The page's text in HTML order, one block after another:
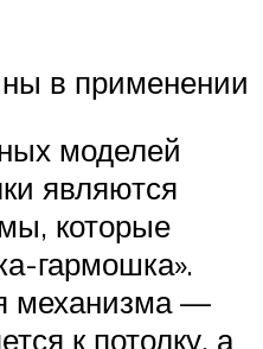
в применении
моделей
являются
которые
гармошка».
механизма —
к потолку, а